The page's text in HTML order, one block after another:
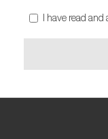
I have read and